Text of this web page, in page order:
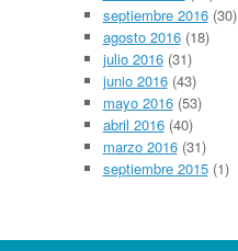
septiembre 2016(30)
agosto 2016(18)
julio 2016(31)
junio 2016(43)
mayo 2016(53)
abril 2016(40)
marzo 2016(31)
septiembre 2015(1)